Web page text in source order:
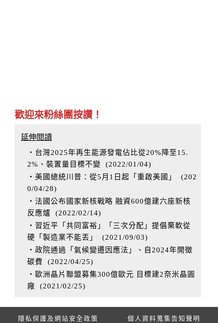
歡迎來粉絲團按讚！
延伸閱讀
‧台灣2025年再生能源發電佔比從20%降至15.
2%、裝置量目標不變 (2022/01/04)
‧美國總統川普：從5月1日起「重啟美國」
(202
0/04/28)
‧法國公布國家新核戰略 融資600億建六座新核
反應爐
(2022/02/14)
‧習近平「共同富裕」「三次分配」提倡棄軟從
硬「製造業不能丟」
(2021/09/03)
‧政院通過「氣候變遷因應法」、自2024年開徵
碳費
(2022/04/25)
‧歐洲晶片聯盟募集300億歐元 目標建2奈米晶圓
廠 (2021/02/25)
隱私保護及網站安全政策
個人資料蒐集告知聲明